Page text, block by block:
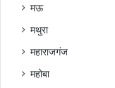
मऊ
मथुरा
महाराजगंज
महोबा